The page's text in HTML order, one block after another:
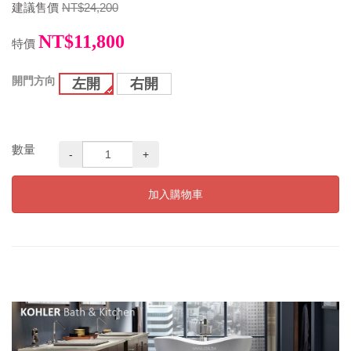
建議售價 NT$24,200
特價 NT$11,800
開門方向 左開 右開
數量 - +
加入購物車